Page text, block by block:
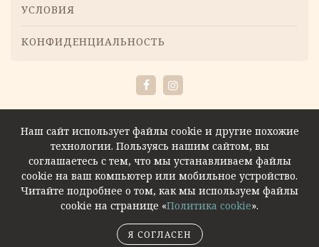
УСЛОВИЯ
КОНФИДЕНЦИАЛЬНОСТЬ
FacebookInstagram
Наш сайт использует файлы cookie и другие похожие
технологии. Пользуясь нашим сайтом, вы
соглашаетесь с тем, что мы устанавливаем файлы
cookie на ваш компьютер или мобильное устройство.
Читайте подробнее о том, как мы используем файлы
cookie на странице «Политика cookie».
Я СОГЛАСЕН